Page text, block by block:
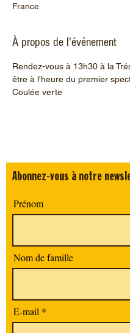
France
À propos de l'événement
Rendez-vous à 13h30 à la
être à l'heure du premier
Coulée verte
Abonnez-vous à notre
Prénom
Nom de famille
E-mail